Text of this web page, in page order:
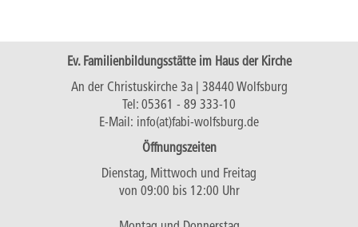
Ev. Familienbildungsstätte im Haus der Kirche
An der Christuskirche 3a | 38440 Wolfsburg
Tel: 05361 - 89 333-10
E-Mail: info(at)fabi-wolfsburg.de
Öffnungszeiten
Dienstag, Mittwoch und Freitag
von 09:00 bis 12:00 Uhr